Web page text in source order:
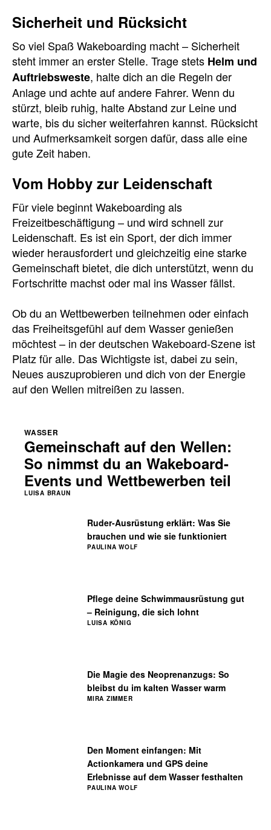
Sicherheit und Rücksicht
So viel Spaß Wakeboarding macht – Sicherheit
steht immer an erster Stelle. Trage stets Helm und
Auftriebsweste, halte dich an die Regeln der
Anlage und achte auf andere Fahrer. Wenn du
stürzt, bleib ruhig, halte Abstand zur Leine und
warte, bis du sicher weiterfahren kannst. Rücksicht
und Aufmerksamkeit sorgen dafür, dass alle eine
gute Zeit haben.
Vom Hobby zur Leidenschaft
Für viele beginnt Wakeboarding als
Freizeitbeschäftigung – und wird schnell zur
Leidenschaft. Es ist ein Sport, der dich immer
wieder herausfordert und gleichzeitig eine starke
Gemeinschaft bietet, die dich unterstützt, wenn du
Fortschritte machst oder mal ins Wasser fällst.
Ob du an Wettbewerben teilnehmen oder einfach
das Freiheitsgefühl auf dem Wasser genießen
möchtest – in der deutschen Wakeboard-Szene ist
Platz für alle. Das Wichtigste ist, dabei zu sein,
Neues auszuprobieren und dich von der Energie
auf den Wellen mitreißen zu lassen.
Den Moment einfangen: Mit
Actionkamera und GPS deine
Erlebnisse auf dem Wasser festhalten
PAULINA WOLF
Die Magie des Neoprenanzugs: So
bleibst du im kalten Wasser warm
MIRA ZIMMER
Pflege deine Schwimmausrüstung gut
– Reinigung, die sich lohnt
LUISA KÖNIG
Ruder-Ausrüstung erklärt: Was Sie
brauchen und wie sie funktioniert
PAULINA WOLF
Gemeinschaft auf den Wellen:
So nimmst du an Wakeboard-
Events und Wettbewerben teil
WASSER
LUISA BRAUN